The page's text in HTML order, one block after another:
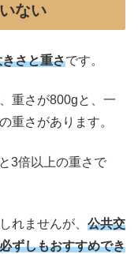
ない
さと重さです。
重さが800gと、一
重さがあります。
3倍以上の重さで
れませんが、 公共交
ずしもおすすめでき